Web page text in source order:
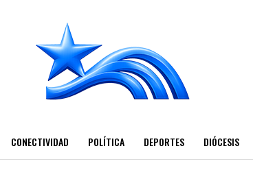
CONECTIVIDAD POLÍTICA DEPORTES DIÓCESIS